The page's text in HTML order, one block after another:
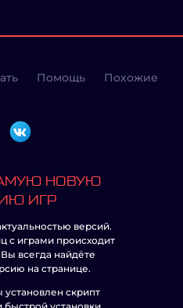
Помощь Похожие
НОВУЮ
ИГР
версий.
с играми происходит
всегда найдёте
на странице.
скрипт